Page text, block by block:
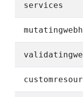
services